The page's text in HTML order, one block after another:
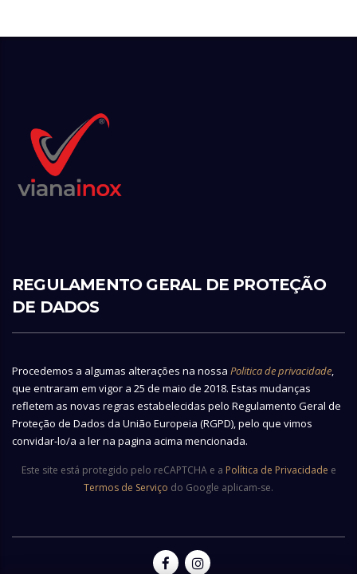
REGULAMENTO GERAL DE PROTEÇÃO
DE DADOS
Procedemos a algumas alterações na nossa Politica de privacidade
que entraram em vigor a 25 de maio de 2018. Estas mudanças
refletem as novas regras estabelecidas pelo Regulamento Geral de
Proteção de Dados da União Europeia (RGPD), pelo que vimos
convidar-lo/a a ler na pagina acima mencionada.
Este site está protegido pelo reCAPTCHA e a Política de Privacidade e
Termos de Serviço do Google aplicam-se.